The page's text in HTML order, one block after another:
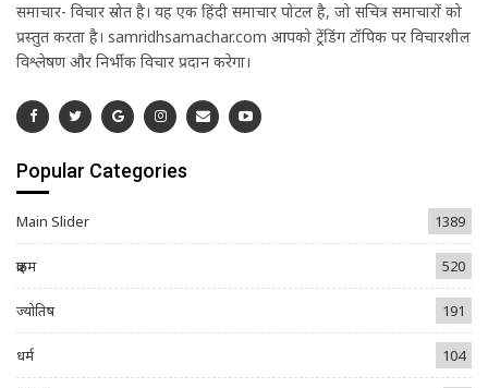
समाचार- विचार स्रोत है। यह एक हिंदी समाचार पोर्टल है, जो सचित्र समाचारों को
प्रस्तुत करता है। samridhsamachar.com आपको ट्रेंडिंग टॉपिक पर विचारशील
विश्लेषण और निर्भीक विचार प्रदान करेगा।
Popular Categories
Main Slider 1389
क्राइम 520
ज्योतिष 191
धर्म 104